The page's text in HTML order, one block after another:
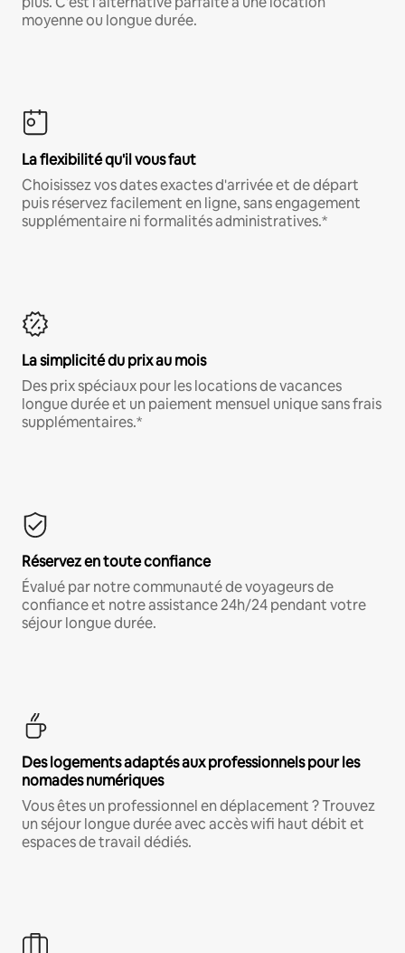
moyenne ou longue durée.
La flexibilité qu'il vous faut
Choisissez vos dates exactes d'arrivée et de départ
puis réservez facilement en ligne, sans engagement
supplémentaire ni formalités administratives.*
La simplicité du prix au mois
Des prix spéciaux pour les locations de vacances
longue durée et un paiement mensuel unique sans frais
supplémentaires.*
Réservez en toute confiance
Évalué par notre communauté de voyageurs de
confiance et notre assistance 24h/24 pendant votre
séjour longue durée.
Des logements adaptés aux professionnels pour les
nomades numériques
Vous êtes un professionnel en déplacement ? Trouvez
un séjour longue durée avec accès wifi haut débit et
espaces de travail dédiés.